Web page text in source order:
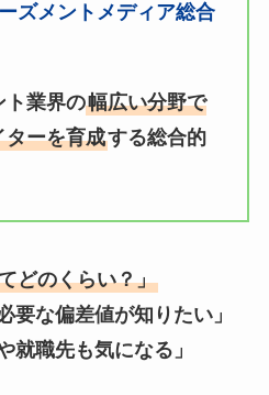
ズメントメディア総合
ト業界の幅広い分野で
ターを育成する総合的
どのくらい？」
要な偏差値が知りたい」
就職先も気になる」